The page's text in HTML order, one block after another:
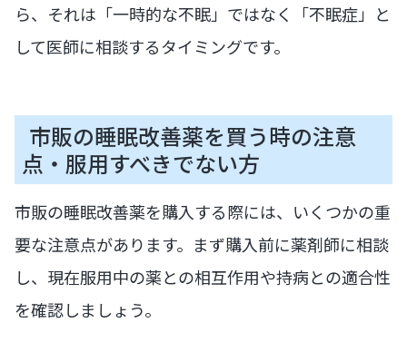
ら、それは「一時的な不眠」ではなく「不眠症」と
して医師に相談するタイミングです。
市販の睡眠改善薬を買う時の注意
点・服用すべきでない方
市販の睡眠改善薬を購入する際には、いくつかの重
要な注意点があります。まず購入前に薬剤師に相談
し、現在服用中の薬との相互作用や持病との適合性
を確認しましょう。